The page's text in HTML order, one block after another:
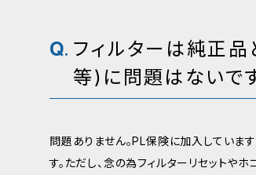
フィルターは純正
等)に問題はないで
問題ありません。PL保険に加入していま
す。ただし、念の為フィルターリセット